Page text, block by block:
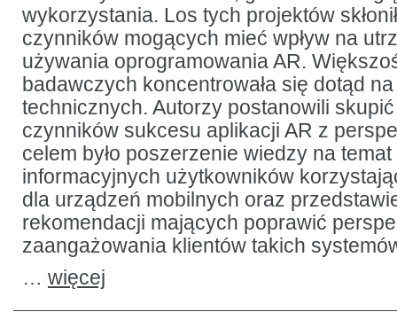
wykorzystania. Los tych projektów
czynników mogących mieć wpływ na
używania oprogramowania AR.
badawczych koncentrowała się dotąd
technicznych. Autorzy postanowili
czynników sukcesu aplikacji AR z
celem było poszerzenie wiedzy na
informacyjnych użytkowników
dla urządzeń mobilnych oraz
rekomendacji mających poprawić
zaangażowania klientów takich
… więcej